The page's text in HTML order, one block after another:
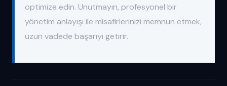
optimize edin. Unutmayın, profesyonel bir
yönetim anlayışı ile misafirlerinizi memnun etmek,
uzun vadede başarıyı getirir.